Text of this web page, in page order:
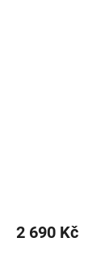
2 690 Kč